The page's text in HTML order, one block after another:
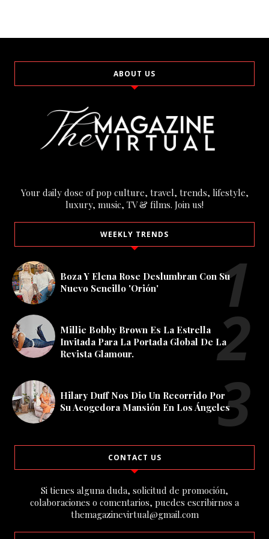
ABOUT US
Your daily dose of pop culture, travel, trends, lifestyle,
luxury, music, TV & films. Join us!
WEEKLY TRENDS
Boza Y Elena Rose Deslumbran Con Su
Nuevo Sencillo 'Orión'
Millie Bobby Brown Es La Estrella
Invitada Para La Portada Global De La
Revista Glamour.
Hilary Duff Nos Dio Un Recorrido Por
Su Acogedora Mansión En Los Ángeles
CONTACT US
Si tienes alguna duda, solicitud de promoción,
colaboraciones o comentarios, puedes escribirnos a
themagazinevirtual@gmail.com